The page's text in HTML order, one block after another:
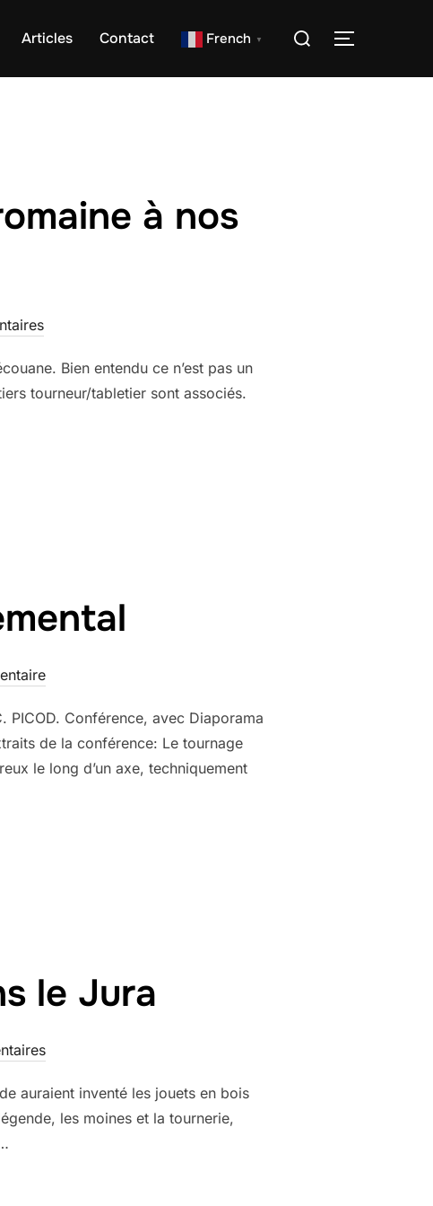
Articles Contact French ▼
Rechercher :
à nos
Bien entendu ce n’est pas un
tourneur/tabletier sont associés.
Conférence, avec Diaporama
de la conférence: Le tournage
le long d’un axe, techniquement
le Jura
auraient inventé les jouets en bois
les moines et la tournerie,